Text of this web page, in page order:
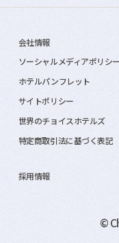
会社情報
ソーシャルメディアポリシー
ホテルパンフレット
サイトポリシー
世界のチョイスホテルズ
特定商取引法に基づく表記
採用情報
©